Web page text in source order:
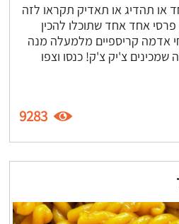
או תהדיג או תאדיק תקראו לזה
אחד אחד שתוכלו להכין
אדמה קריספיים מלמעלה מנה
צ'יק צ'ק! כנסו וצפו
9283